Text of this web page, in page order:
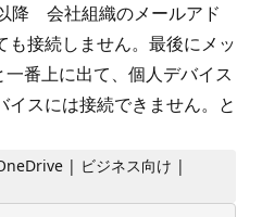
降 会社組織のメールアド
も接続しません。最後にメッ
番上に出て、個人デバイス
スには接続できません。と
| ビジネス向け |